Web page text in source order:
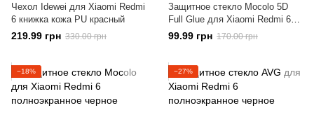
Чехол Idewei для Xiaomi Redmi
6 книжка кожа PU красный
219.99 грн 330.00 грн
Защитное стекло Mocolo 5D
Full Glue для Xiaomi Redmi 6
полноэкранное черное
99.99 грн 170.00 грн
−18% −27%